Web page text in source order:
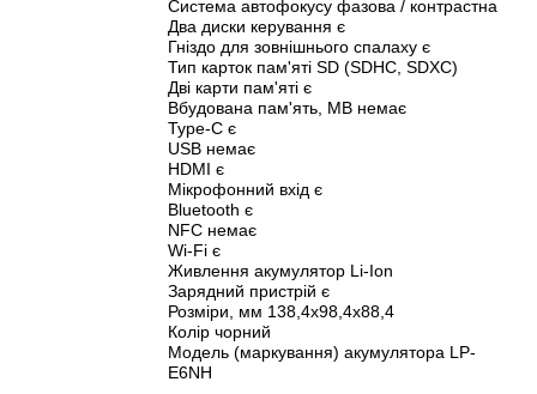
Система автофокусу фазова / контрастна
Два диски керування є
Гніздо для зовнішнього спалаху є
Тип карток пам'яті SD (SDHC, SDXC)
Дві карти пам'яті є
Вбудована пам'ять, MB немає
Type-C є
USB немає
HDMI є
Мікрофонний вхід є
Bluetooth є
NFC немає
Wi-Fi є
Живлення акумулятор Li-Ion
Зарядний пристрій є
Розміри, мм 138,4x98,4x88,4
Колір чорний
Модель (маркування) акумулятора LP-
E6NH